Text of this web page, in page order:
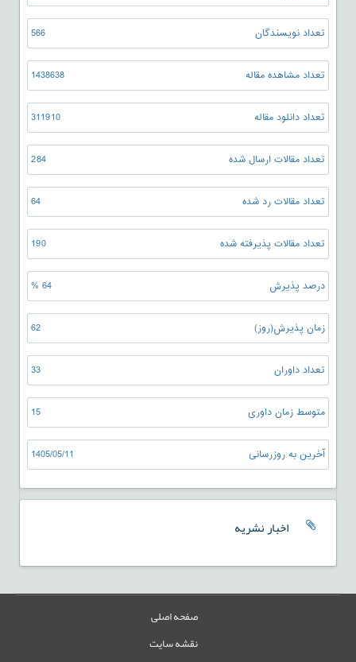
تعداد نویسندگان 566
تعداد مشاهده مقاله 1438638
تعداد دانلود مقاله 311910
تعداد مقالات ارسال شده 284
تعداد مقالات رد شده 64
تعداد مقالات پذیرفته شده 190
درصد پذیرش 64 %
زمان پذیرش(روز) 62
تعداد داوران 33
متوسط زمان داوری 15
آخرین به روزرسانی 1405/05/11
اخبار نشریه
صفحه اصلی
نقشه سایت